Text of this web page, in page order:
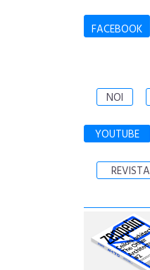
FACEBOOK
NOI
YOUTUBE
REVISTA